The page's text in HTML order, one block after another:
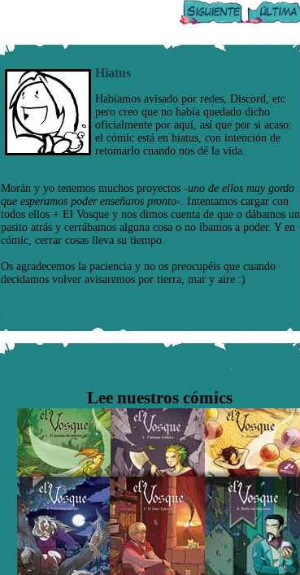
Hiatus
Habíamos avisado por redes, Discord, etc
pero creo que no había quedado dicho
oficialmente por aquí, así que por si acaso:
el cómic está en hiatus, con intención de
retomarlo cuando nos dé la vida.
Morán y yo tenemos muchos proyectos -uno de ellos muy gordo
que esperamos poder enseñaros pronto- . Intentamos cargar con
todos ellos + El Vosque y nos dimos cuenta de que o dábamos un
pasito atrás y cerrábamos alguna cosa o no íbamos a poder. Y en
cómic, cerrar cosas lleva su tiempo.
Os agradecemos la paciencia y no os preocupéis que cuando
decidamos volver avisaremos por tierra, mar y aire :)
Lee nuestros cómics